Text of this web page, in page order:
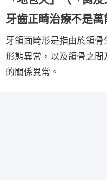
牙齒正畸治療不是萬
牙頜面畸形是指由於頜
形態異常，以及頜骨之間
的關係異常。